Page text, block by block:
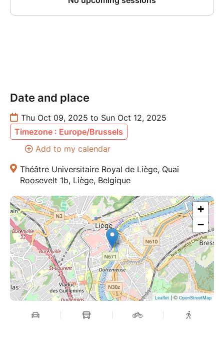
Date and place
Thu Oct 09, 2025 to Sun Oct 12, 2025
Timezone : Europe/Brussels
Add to my calendar
Théâtre Universitaire Royal de Liège, Quai
Roosevelt 1b, Liège, Belgique
+
−
Leaflet | ©OpenStreetMap